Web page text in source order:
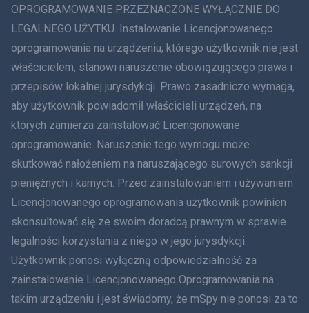
简体中文
Dania
हिंदी
Holenderski
עברית
Rumunia
Tiếng Việt
繁體中文
OPROGRAMOWANIE PRZEZNACZONE WYŁĄCZNIE DO
LEGALNEGO UŻYTKU. Instalowanie Licencjonowanego
oprogramowania na urządzeniu, którego użytkownik nie jest
właścicielem, stanowi naruszenie obowiązującego prawa i
przepisów lokalnej jurysdykcji. Prawo zasadniczo wymaga,
aby użytkownik powiadomił właścicieli urządzeń, na
których zamierza zainstalować Licencjonowane
oprogramowanie. Naruszenie tego wymogu może
skutkować nałożeniem na naruszającego surowych sankcji
pieniężnych i karnych. Przed zainstalowaniem i używaniem
Licencjonowanego oprogramowania użytkownik powinien
skonsultować się ze swoim doradcą prawnym w sprawie
legalności korzystania z niego w jego jurysdykcji.
Użytkownik ponosi wyłączną odpowiedzialność za
zainstalowanie Licencjonowanego Oprogramowania na
takim urządzeniu i jest świadomy, że mSpy nie ponosi za to